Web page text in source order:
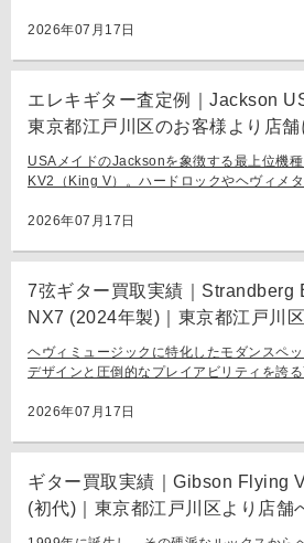
フラッグシップモデル […]
2026年07月17日
エレキギター査定例｜Jackson
東京都江戸川区のお客様より店舗
USAメイドのJacksonを象徴する最上位機
KV2（King V）。ハードロックやヘヴィメ
[…]
2026年07月17日
7弦ギター買取実績｜Strandberg
NX7 (2024年製)｜東京都江戸川
ヘヴィミュージックに特化したモダンスペ
デザインと圧倒的なプレイアビリティを誇
タリスト […]
2026年07月17日
ギター買取実績｜Gibson Flying
(初代)｜東京都江戸川区より店舗